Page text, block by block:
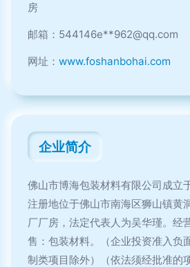
房
邮箱：544146e**962@qq.com
网址： www.foshanbohai.com
企业简介
佛山市博海包装材料有限公司成立
注册地位于佛山市南海区狮山镇黄
厂厂房，法定代表人为吴华瑾。经
售：包装材料。（企业投资准入负
制类项目除外）（依法须经批准的